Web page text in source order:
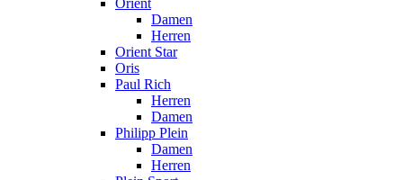
Orient
Damen
Herren
Orient Star
Oris
Paul Rich
Herren
Damen
Philipp Plein
Damen
Herren